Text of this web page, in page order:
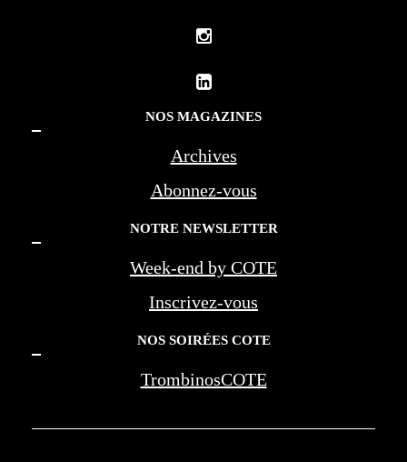
NOS MAGAZINES
Archives
Abonnez-vous
NOTRE NEWSLETTER
Week-end by COTE
Inscrivez-vous
NOS SOIRÉES COTE
TrombinosCOTE